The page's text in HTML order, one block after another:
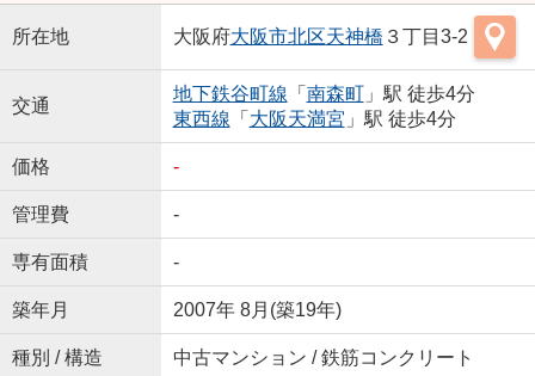
所在地 大阪府大阪市北区天神橋 ３丁目3-2
交通
地下鉄谷町線 「 南森町」駅 徒歩4分
東西線 「 大阪天満宮 」駅 徒歩4分
価格 -
管理費 -
専有面積 -
築年月 2007年 8月(築19年)
種別 / 構造 中古マンション / 鉄筋コンクリート